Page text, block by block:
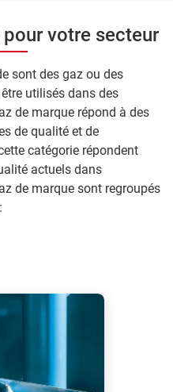
votre secteur
sont des gaz ou des
utilisés dans des
de marque répond à des
de qualité et de
catégorie répondent
actuels dans
de marque sont regroupés